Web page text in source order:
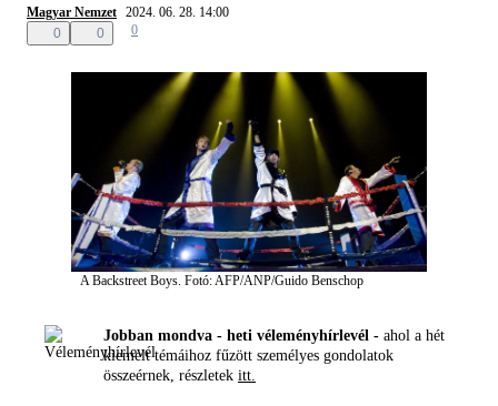
Magyar Nemzet 2024. 06. 28. 14:00
0
0 0
A Backstreet Boys. Fotó: AFP/ANP/Guido Benschop
Jobban mondva - heti véleményhírlevél - ahol a hét
kiemelt témáihoz fűzött személyes gondolatok
összeérnek, részletek itt.